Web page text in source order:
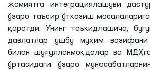
жамиятга интеграциялашуви
ўзаро таъсир ўтказиш
қаратди. Унинг таъкидлашича,
давлатлар ушбу муҳим
билан шуғулланмоқдалар ва
ўртасидаги ўзаро